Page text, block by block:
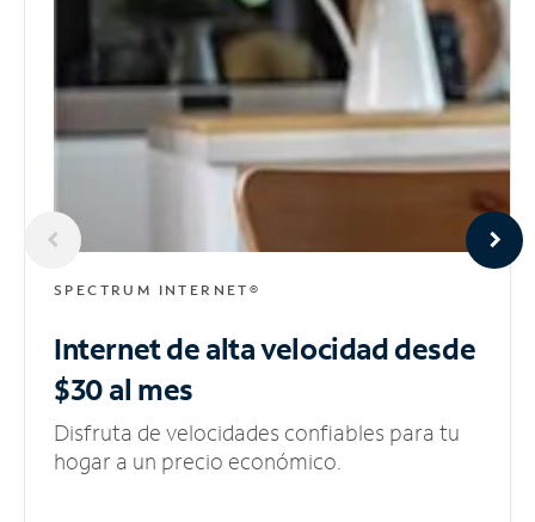
SPECTRUM INTERNET®
Internet de alta velocidaddesde
$30 al mes
Disfruta de velocidades confiables para tu
hogar a un precio económico.